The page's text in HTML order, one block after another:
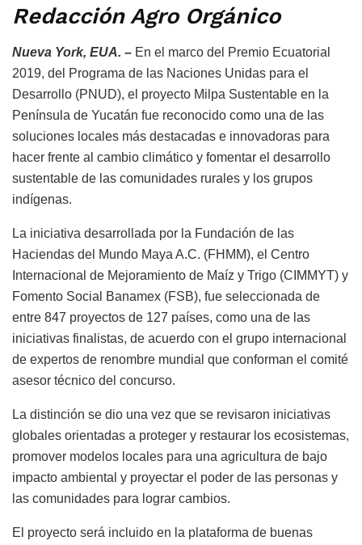
Redacción Agro Orgánico
Nueva York, EUA. – En el marco del Premio Ecuatorial
2019, del Programa de las Naciones Unidas para el
Desarrollo (PNUD), el proyecto Milpa Sustentable en la
Península de Yucatán fue reconocido como una de las
soluciones locales más destacadas e innovadoras para
hacer frente al cambio climático y fomentar el desarrollo
sustentable de las comunidades rurales y los grupos
indígenas.
La iniciativa desarrollada por la Fundación de las
Haciendas del Mundo Maya A.C. (FHMM), el Centro
Internacional de Mejoramiento de Maíz y Trigo (CIMMYT) y
Fomento Social Banamex (FSB), fue seleccionada de
entre 847 proyectos de 127 países, como una de las
iniciativas finalistas, de acuerdo con el grupo internacional
de expertos de renombre mundial que conforman el comité
asesor técnico del concurso.
La distinción se dio una vez que se revisaron iniciativas
globales orientadas a proteger y restaurar los ecosistemas,
promover modelos locales para una agricultura de bajo
impacto ambiental y proyectar el poder de las personas y
las comunidades para lograr cambios.
El proyecto será incluido en la plataforma de buenas